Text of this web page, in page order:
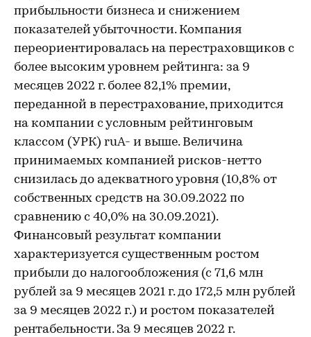
прибыльности бизнеса и снижением
показателей убыточности. Компания
переориентировалась на перестраховщиков с
более высоким уровнем рейтинга: за 9
месяцев 2022 г. более 82,1% премии,
переданной в перестрахование, приходится
на компании с условным рейтинговым
классом (УРК) ruA- и выше. Величина
принимаемых компанией рисков-нетто
снизилась до адекватного уровня (10,8% от
собственных средств на 30.09.2022 по
сравнению с 40,0% на 30.09.2021).
Финансовый результат компании
характеризуется существенным ростом
прибыли до налогообложения (с 71,6 млн
рублей за 9 месяцев 2021 г. до 172,5 млн рублей
за 9 месяцев 2022 г.) и ростом показателей
рентабельности. За 9 месяцев 2022 г.